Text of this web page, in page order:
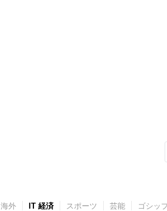
海外 IT 経済 スポーツ 芸能 ゴシッ